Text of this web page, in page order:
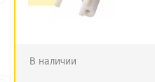
В наличии